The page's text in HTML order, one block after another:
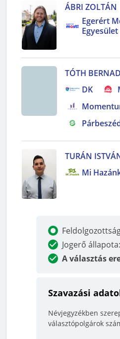
ÁBRI ZOLTÁN
Egerért
Egyesület
TÓTH
DK
TURÁN
Mi
Jogerő állapota:
A választás
Szavazási
Névjegyzékben
választópolgárok